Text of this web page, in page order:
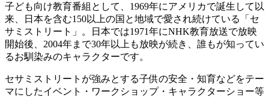
子ども向け教育番組として、1969年にアメリカで誕生して以
来、日本を含む150以上の国と地域で愛され続けている「セ
サミストリート」。日本では1971年にNHK教育放送で放映
開始後、2004年まで30年以上も放映が続き、誰もが知ってい
るお馴染みのキャラクターです。
セサミストリートが強みとする子供の安全・知育などをテー
マにしたイベント・ワークショップ・キャラクターショー等